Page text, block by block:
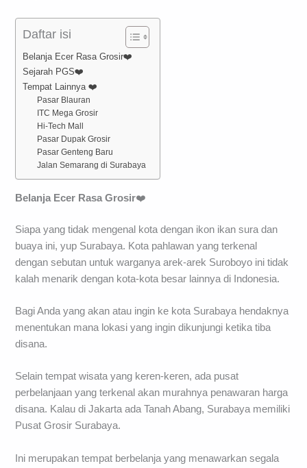
Daftar isi
Belanja Ecer Rasa Grosir❤️
Sejarah PGS❤️
Tempat Lainnya ❤️
Pasar Blauran
ITC Mega Grosir
Hi-Tech Mall
Pasar Dupak Grosir
Pasar Genteng Baru
Jalan Semarang di Surabaya
Belanja Ecer Rasa Grosir❤️
Siapa yang tidak mengenal kota dengan ikon ikan sura dan
buaya ini, yup Surabaya. Kota pahlawan yang terkenal
dengan sebutan untuk warganya arek-arek Suroboyo ini tidak
kalah menarik dengan kota-kota besar lainnya di Indonesia.
Bagi Anda yang akan atau ingin ke kota Surabaya hendaknya
menentukan mana lokasi yang ingin dikunjungi ketika tiba
disana.
Selain tempat wisata yang keren-keren, ada pusat
perbelanjaan yang terkenal akan murahnya penawaran harga
disana. Kalau di Jakarta ada Tanah Abang, Surabaya memiliki
Pusat Grosir Surabaya.
Ini merupakan tempat berbelanja yang menawarkan segala